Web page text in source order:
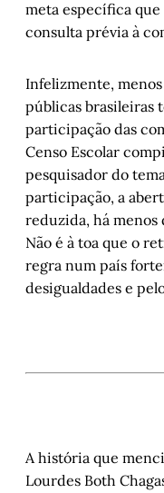
meta específica que
consulta prévia à
Infelizmente,
públicas brasileiras
participação das
Censo Escolar
pesquisador do
participação, a
reduzida, há menos
Não é à toa que o
regra num país
desigualdades e
A história que
Lourdes Both